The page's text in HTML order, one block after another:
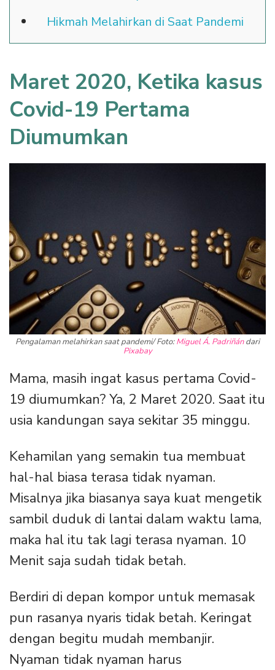
Hikmah Melahirkan di Saat Pandemi
Maret 2020, Ketika kasus
Covid-19 Pertama
Diumumkan
Pengalaman melahirkan saat pandemi/ Foto:Miguel Á. Padriñándari
Pixabay
Mama, masih ingat kasus pertama Covid-
19 diumumkan? Ya, 2 Maret 2020. Saat itu
usia kandungan saya sekitar 35 minggu.
Kehamilan yang semakin tua membuat
hal-hal biasa terasa tidak nyaman.
Misalnya jika biasanya saya kuat mengetik
sambil duduk di lantai dalam waktu lama,
maka hal itu tak lagi terasa nyaman. 10
Menit saja sudah tidak betah.
Berdiri di depan kompor untuk memasak
pun rasanya nyaris tidak betah. Keringat
dengan begitu mudah membanjir.
Nyaman tidak nyaman harus